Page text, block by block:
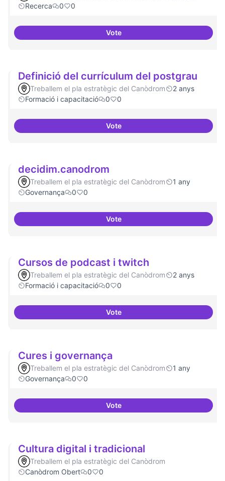
Recerca
0 0
VoteDigitalització de l'administració
Definició del currículum del postgrau
Treballem el pla estratègic del Canòdrom
2 anys
Formació i capacitació
0 0
VoteDefinició del currículum del
decidim.canodrom
Treballem el pla estratègic del Canòdrom
1 any
Governança
0 0
Votedecidim.canodrom
Cursos de podcast i twitch
Treballem el pla estratègic del Canòdrom
2 anys
Formació i capacitació
0 0
VoteCursos de podcast i twitch
Cures i governança
Treballem el pla estratègic del Canòdrom
1 any
Governança
0 0
VoteCures i governança
Cultura digital i tradicional
Treballem el pla estratègic del Canòdrom
Canòdrom Obert
0 0